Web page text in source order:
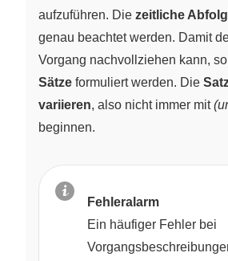
aufzuführen. Die zeitliche
genau beachtet werden. Damit
Vorgang nachvollziehen kann,
Sätze formuliert werden. Die
variieren, also nicht immer mit
beginnen.
Fehleralarm
Ein häufiger Fehler bei